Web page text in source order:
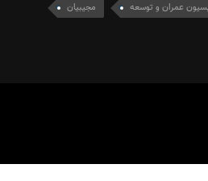
عمران و توسعه
مجیبیان